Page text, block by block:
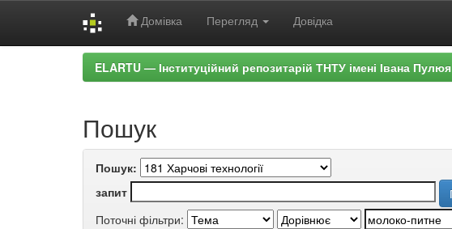
Домівка Перегляд Довідка
ELARTU — Інституційний репозитарій ТНТУ імені Івана Пулюя
Пошук
Пошук:
запит
Поточні фільтри: